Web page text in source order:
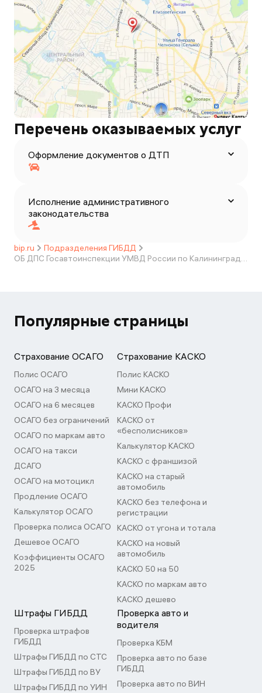
Перечень оказываемых услуг
Оформление документов о ДТП
Исполнение административного
законодательства
bip.ru
Подразделения ГИБДД
ОБ ДПС Госавтоинспекции УМВД России по Калининградской области
Популярные страницы
Страхование ОСАГО
Полис ОСАГО
ОСАГО на 3 месяца
ОСАГО на 6 месяцев
ОСАГО без ограничений
ОСАГО по маркам авто
ОСАГО на такси
ДСАГО
ОСАГО на мотоцикл
Продление ОСАГО
Калькулятор ОСАГО
Проверка полиса ОСАГО
Дешевое ОСАГО
Коэффициенты ОСАГО
2025
Страхование КАСКО
Полис КАСКО
Мини КАСКО
КАСКО Профи
КАСКО от
«бесполисников»
Калькулятор КАСКО
КАСКО с франшизой
КАСКО на старый
автомобиль
КАСКО без телефона и
регистрации
КАСКО от угона и тотала
КАСКО на новый
автомобиль
КАСКО 50 на 50
КАСКО по маркам авто
КАСКО дешево
Штрафы ГИБДД
Проверка штрафов
ГИБДД
Штрафы ГИБДД по СТС
Штрафы ГИБДД по ВУ
Штрафы ГИБДД по УИН
Проверка авто и
водителя
Проверка КБМ
Проверка авто по базе
ГИБДД
Проверка авто по ВИН